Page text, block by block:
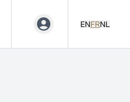
ENFRNL